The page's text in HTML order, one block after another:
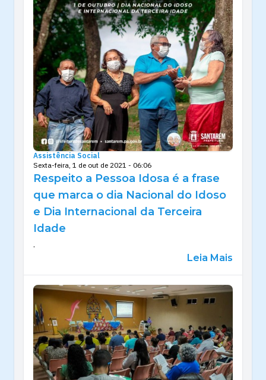
Assistência Social
Sexta-feira, 1 de out de 2021 - 06:06
Respeito a Pessoa Idosa é a frase
que marca o dia Nacional do Idoso
e Dia Internacional da Terceira
Idade
.
Leia Mais